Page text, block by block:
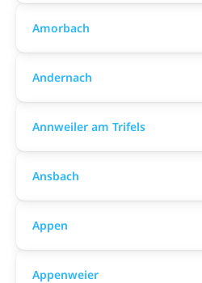
Amorbach
Andernach
Annweiler am Trifels
Ansbach
Appen
Appenweier